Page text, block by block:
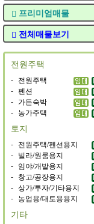
프리미엄매물
전체매물보기
전원주택
- 전원주택
- 펜션
- 가든숙박
- 농가주택
토지
- 전원주택/펜션용지
- 빌라/원룸용지
- 임야/개발용지
- 창고/공장용지
- 상가/투자/기타용지
- 농업용/대토용용지
기타